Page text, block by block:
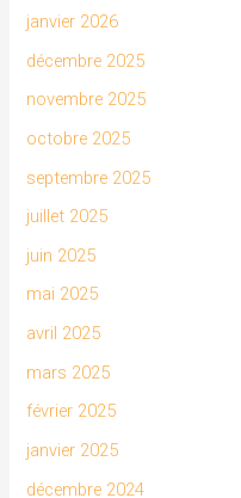
janvier 2026
décembre 2025
novembre 2025
octobre 2025
septembre 2025
juillet 2025
juin 2025
mai 2025
avril 2025
mars 2025
février 2025
janvier 2025
décembre 2024